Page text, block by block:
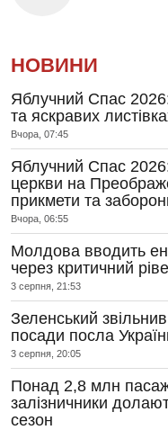
НОВИНИ
Яблучний Спас
та яскравих
Вчора, 07:45
Яблучний Спас
церкви на
прикмети та
Вчора, 06:55
Молдова вводить
через критичний
3 серпня, 21:53
Зеленський
посади посла
3 серпня, 20:05
Понад 2,8 млн
залізничники
сезон